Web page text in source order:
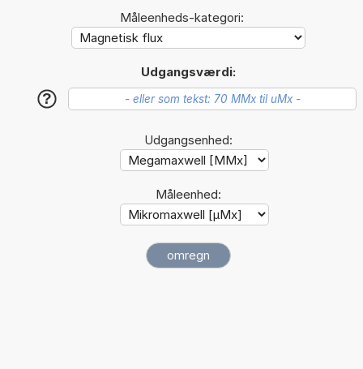
Måleenheds-kategori:
Udgangsværdi:
?
Udgangsenhed:
Måleenhed: